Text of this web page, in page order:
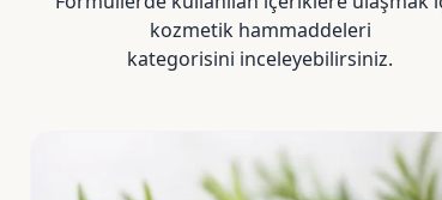
kozmetik hammaddeleri
kategorisini inceleyebilirsiniz.